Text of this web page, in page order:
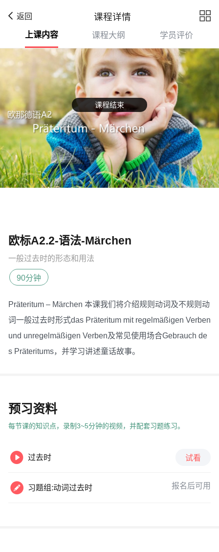
返回 课程详情 
课程结束
上课内容 课程大纲 学员评价
欧标A2.2-语法-Märchen
一般过去时的形态和用法
90分钟
Präteritum – Märchen 本课我们将介绍规则动词及不规则动
词一般过去时形式das Präteritum mit regelmäßigen Verben
und unregelmäßigen Verben及常见使用场合Gebrauch de
s Präteritums，并学习讲述童话故事。
预习资料
每节课的知识点，录制3~5分钟的视频，并配套习题练习。
 过去时 试看
 习题组:动词过去时 报名后可用